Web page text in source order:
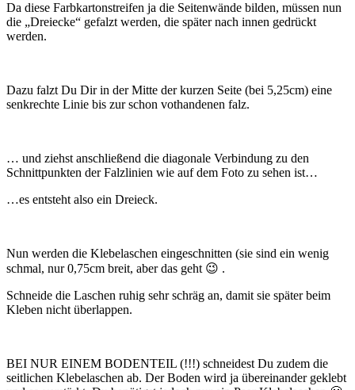
Da diese Farbkartonstreifen ja die Seitenwände bilden, müssen nun
die „Dreiecke“ gefalzt werden, die später nach innen gedrückt
werden.
Dazu falzt Du Dir in der Mitte der kurzen Seite (bei 5,25cm) eine
senkrechte Linie bis zur schon vothandenen falz.
… und ziehst anschließend die diagonale Verbindung zu den
Schnittpunkten der Falzlinien wie auf dem Foto zu sehen ist…
…es entsteht also ein Dreieck.
Nun werden die Klebelaschen eingeschnitten (sie sind ein wenig
schmal, nur 0,75cm breit, aber das geht 😉 .
Schneide die Laschen ruhig sehr schräg an, damit sie später beim
Kleben nicht überlappen.
BEI NUR EINEM BODENTEIL (!!!) schneidest Du zudem die
seitlichen Klebelaschen ab. Der Boden wird ja übereinander geklebt